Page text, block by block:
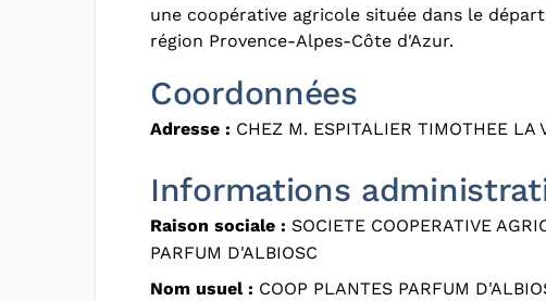
une coopérative agricole située dans le
région Provence-Alpes-Côte d'Azur.
Coordonnées
Adresse : CHEZ M. ESPITALIER TIMOTHEE
Informations
Raison sociale : SOCIETE COOPERATIVE
PARFUM D'ALBIOSC
Nom usuel : COOP PLANTES PARFUM